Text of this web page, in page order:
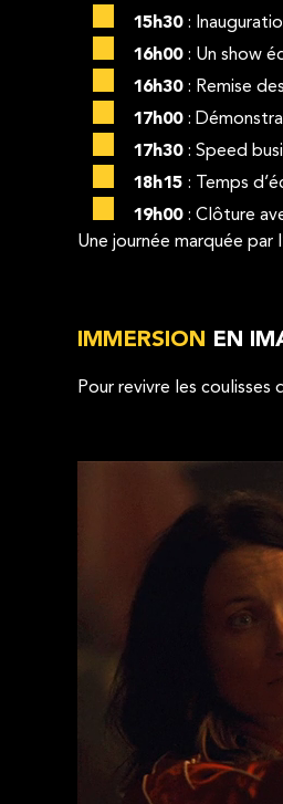
15h30:
16h00: Un show
16h30: Remise
17h00:
17h30: Speed
18h15 : Temps
19h00: Clôture
Une journée marquée
IMMERSION EN
Pour revivre les